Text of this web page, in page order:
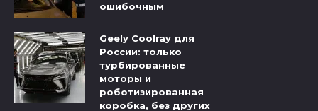
ошибочным
Geely Coolray для
России: только
турбированные
моторы и
роботизированная
коробка, без других